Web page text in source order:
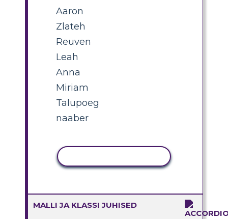
Aaron
Zlateh
Reuven
Leah
Anna
Miriam
Talupoeg
naaber
MALLI JA KLASSI JUHISED